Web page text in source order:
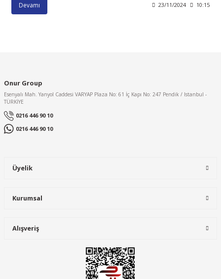
Devamı 23/11/2024 10:15
Onur Group
Esenyalı Mah. Yanyol Caddesi VARYAP Plaza No: 61 İç Kapı No: 247 Pendik / Istanbul -
TÜRKİYE
0216 446 90 10
0216 446 90 10
Üyelik
Kurumsal
Alışveriş